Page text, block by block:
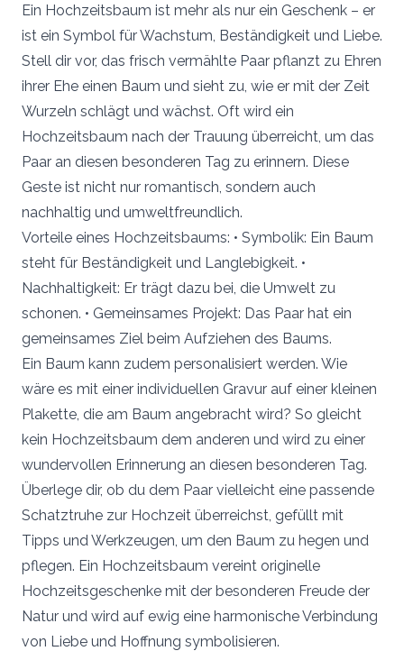
Ein Hochzeitsbaum ist mehr als nur ein Geschenk – er
ist ein Symbol für Wachstum, Beständigkeit und Liebe.
Stell dir vor, das frisch vermählte Paar pflanzt zu Ehren
ihrer Ehe einen Baum und sieht zu, wie er mit der Zeit
Wurzeln schlägt und wächst. Oft wird ein
Hochzeitsbaum nach der Trauung überreicht, um das
Paar an diesen besonderen Tag zu erinnern. Diese
Geste ist nicht nur romantisch, sondern auch
nachhaltig und umweltfreundlich.
Vorteile eines Hochzeitsbaums: • Symbolik: Ein Baum
steht für Beständigkeit und Langlebigkeit. •
Nachhaltigkeit: Er trägt dazu bei, die Umwelt zu
schonen. • Gemeinsames Projekt: Das Paar hat ein
gemeinsames Ziel beim Aufziehen des Baums.
Ein Baum kann zudem personalisiert werden. Wie
wäre es mit einer individuellen Gravur auf einer kleinen
Plakette, die am Baum angebracht wird? So gleicht
kein Hochzeitsbaum dem anderen und wird zu einer
wundervollen Erinnerung an diesen besonderen Tag.
Überlege dir, ob du dem Paar vielleicht eine passende
Schatztruhe zur Hochzeit überreichst, gefüllt mit
Tipps und Werkzeugen, um den Baum zu hegen und
pflegen. Ein Hochzeitsbaum vereint originelle
Hochzeitsgeschenke mit der besonderen Freude der
Natur und wird auf ewig eine harmonische Verbindung
von Liebe und Hoffnung symbolisieren.